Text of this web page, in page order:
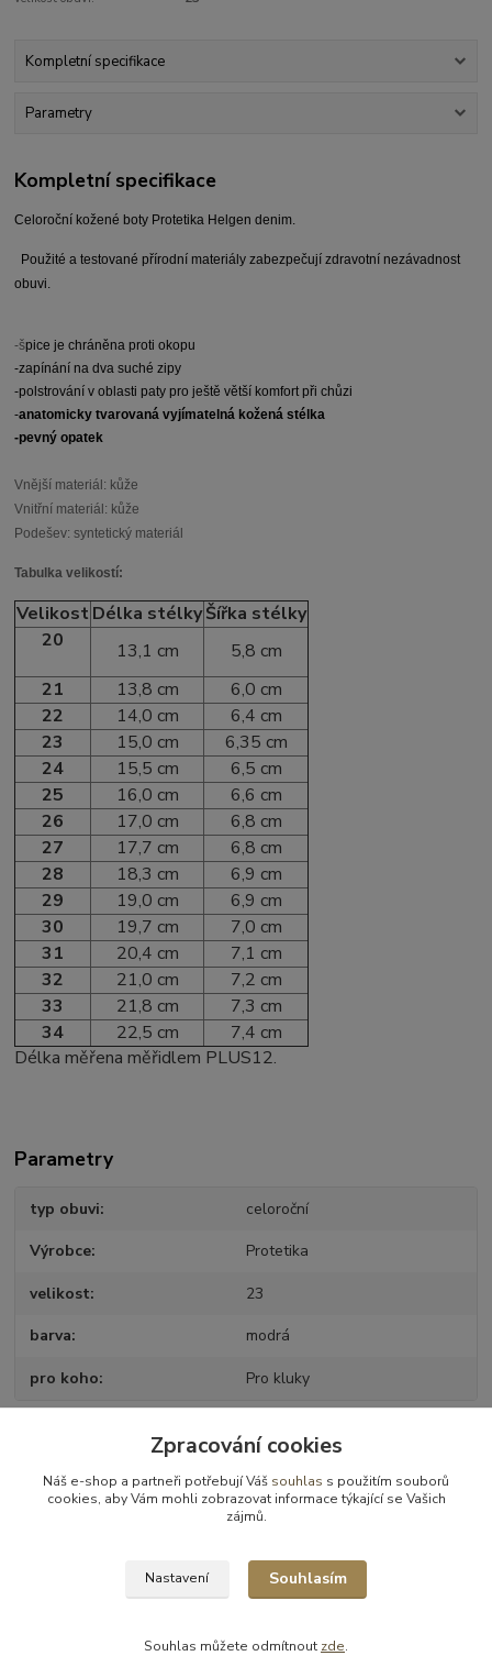
Kompletní specifikace
Parametry
Kompletní specifikace
Celoroční kožené boty Protetika Helgen denim.
Použité a testované přírodní materiály zabezpečují zdravotní nezávadnost
obuvi.
-špice je chráněna proti okopu
-zapínání na dva suché zipy
-polstrování v oblasti paty pro ještě větší komfort při chůzi
-anatomicky tvarovaná vyjímatelná kožená stélka
-pevný opatek
Vnější materiál: kůže
Vnitřní materiál: kůže
Podešev: syntetický materiál
Tabulka velikostí:
Velikost Délka stélkyŠířka stélky
20
13,1 cm
5,8 cm
21
13,8 cm
6,0 cm
22
14,0 cm
6,4 cm
23
15,0 cm
6,35 cm
24
15,5 cm
6,5 cm
25
16,0 cm
6,6 cm
26
17,0 cm
6,8 cm
27
17,7 cm
6,8 cm
28
18,3 cm
6,9 cm
29
19,0 cm
6,9 cm
30
19,7 cm
7,0 cm
31
20,4 cm
7,1 cm
32
21,0 cm
7,2 cm
33
21,8 cm
7,3 cm
34
22,5 cm
7,4 cm
Délka měřena měřidlem PLUS12.
Parametry
typ obuvi celoroční
Výrobce Protetika
velikost 23
barva modrá
pro koho Pro kluky
Zboží zařazeno v kategoriích
Obuv celoroční
Zpracování cookies
Náš e-shop a partneři potřebují Váš souhlas s použitím souborů
cookies, aby Vám mohli zobrazovat informace týkající se Vašich
zájmů.
Nastavení Souhlasím
Souhlas můžete odmítnout zde.